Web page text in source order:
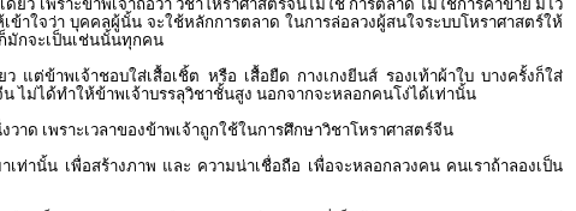
ว เพราะข้าพเจ้าถือว่า วิชาโหราศาสตร์จีนไม่ใช่ การตลาด ไม่ใช่การค้าขาย มีไว้
าใจว่า บุคคลผู้นั้น จะใช้หลักการตลาด ในการล่อลวงผู้สนใจระบบโหราศาสตร์ให้
มักจะเป็นเช่นนั้นทุกคน
แต่ข้าพเจ้าชอบใส่เสื้อเชิ้ต หรือ เสื้อยืด กางเกงยีนส์ รองเท้าผ้าใบ บางครั้งก็ใส่
ไม่ได้ทำให้ข้าพเจ้าบรรลุวิชาชั้นสูง นอกจากจะหลอกคนโง่ได้เท่านั้น
าด เพราะเวลาของข้าพเจ้าถูกใช้ในการศึกษาวิชาโหราศาสตร์จีน
ท่านั้น เพื่อสร้างภาพ และ ความน่าเชื่อถือ เพื่อจะหลอกลวงคน คนเราถ้าลองเป็น